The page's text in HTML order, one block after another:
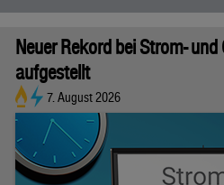
Neuer Rekord bei Strom-
aufgestellt
7. August 2026